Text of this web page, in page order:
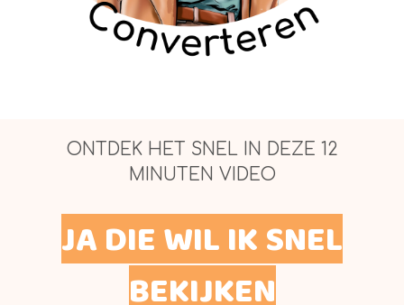
ONTDEK HET SNEL IN DEZE 12
MINUTEN VIDEO
JA DIE WIL IK SNEL
BEKIJKEN